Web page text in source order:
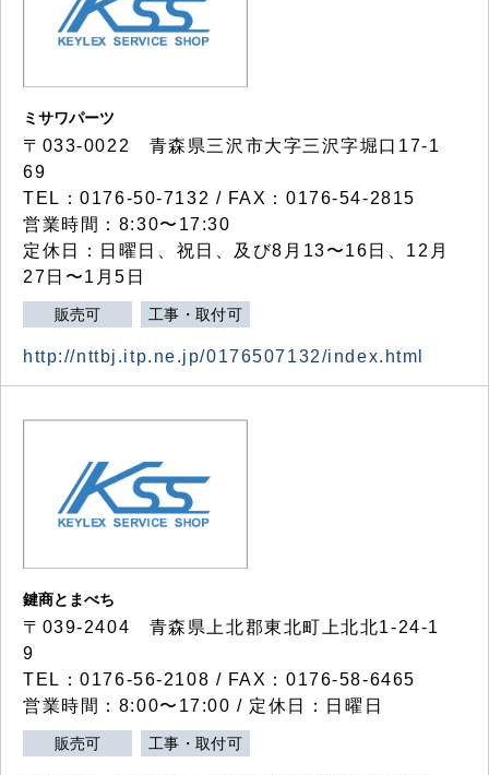
ミサワパーツ
〒033-0022 青森県三沢市大字三沢字堀口17-1
69
TEL：0176-50-7132 / FAX：0176-54-2815
営業時間：8:30〜17:30
定休日：日曜日、祝日、及び8月13〜16日、12月
27日〜1月5日
販売可 工事・取付可
http://nttbj.itp.ne.jp/0176507132/index.html
鍵商とまべち
〒039-2404 青森県上北郡東北町上北北1-24-1
9
TEL：0176-56-2108 / FAX：0176-58-6465
営業時間：8:00〜17:00 / 定休日：日曜日
販売可 工事・取付可